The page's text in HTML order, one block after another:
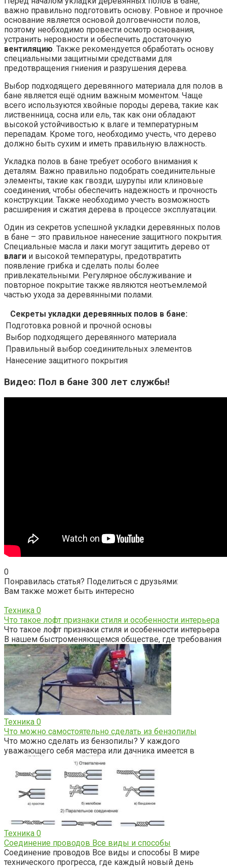
важно правильно подготовить основу. Ровное и прочное
основание является основой долговечности полов,
поэтому необходимо провести осмотр основания,
устранить неровности и обеспечить достаточную
вентиляцию. Также рекомендуется обработать основу
специальными защитными средствами для
предотвращения гниения и разрушения дерева.
Выбор подходящего деревянного материала для полов в
бане является ещё одним важным моментом. Чаще
всего используются хвойные породы дерева, такие как
лиственница, сосна или ель, так как они обладают
высокой устойчивостью к влаге и температурным
перепадам. Кроме того, необходимо учесть, что дерево
должно быть сухим и иметь правильную влажность.
Укладка полов в бане требует особого внимания к
деталям. Важно правильно подобрать соединительные
элементы, такие как гвозди, шурупы или клиновые
соединения, чтобы обеспечить надежность и прочность
конструкции. Также необходимо учесть возможность
расширения и сжатия дерева в процессе эксплуатации.
Один из секретов успешной укладки деревянных полов
в бане – это правильное нанесение защитного покрытия.
Специальные масла и лаки могут защитить дерево от
влаги и высокой температуры, предотвратить
появление грибка и сделать полы более
привлекательными. Регулярное обслуживание и
повторное покрытие также являются неотъемлемой
частью ухода за деревянными полами.
Секреты укладки деревянных полов в бане:
Подготовка ровной и прочной основы
Выбор подходящего деревянного материала
Правильный выбор соединительных элементов
Нанесение защитного покрытия
Видео: Пол в бане 300 лет службы!
0
Понравилась статья? Поделиться с друзьями:
Вам также может быть интересно
Техника 0
Что такое лофт признаки стиля и особенности интерьера
Что такое лофт признаки стиля и особенности интерьера
В нашем быстроменяющемся обществе, где требования
Техника 0
Что можно самостоятельно сделать из бензопилы
Что можно сделать из бензопилы? У каждого
уважающего себя мастера или дачника имеется в
Техника 0
Соединение проводов Все виды и способы
Соединение проводов Все виды и способы В мире
технического прогресса, где каждый новый день